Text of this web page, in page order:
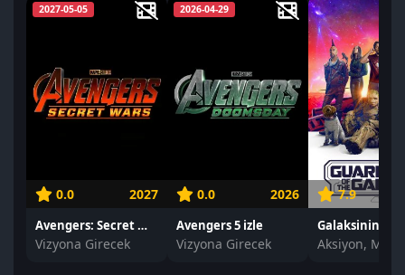
2027-05-05
0.0 2027
Avengers: Secret Wars izle
Vizyona Girecek
2026-04-29
0.0 2026
Avengers 5 izle
Vizyona Girecek
7.9
Aksiyon,